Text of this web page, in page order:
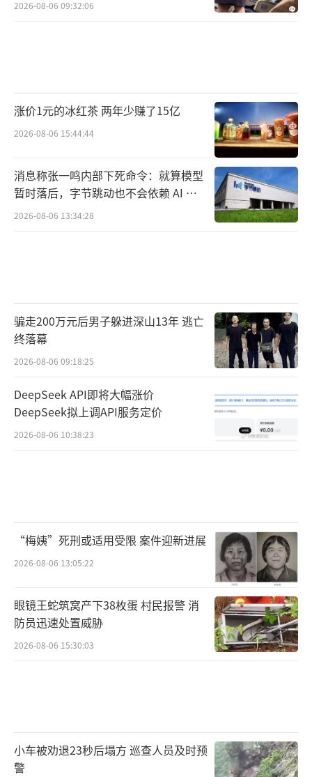
2026-08-06 09:32:06
涨价1元的冰红茶 两年少赚了15亿
2026-08-06 15:44:44
消息称张一鸣内部下死命令：就算模型
暂时落后，字节跳动也不会依赖 AI 蒸
馏技术
2026-08-06 13:34:28
骗走200万元后男子躲进深山13年 逃亡
终落幕
2026-08-06 09:18:25
DeepSeek API即将大幅涨价
DeepSeek拟上调API服务定价
2026-08-06 10:38:23
“梅姨”死刑或适用受限 案件迎新进展
2026-08-06 13:05:22
眼镜王蛇筑窝产下38枚蛋 村民报警 消
防员迅速处置威胁
2026-08-06 15:30:03
小车被劝退23秒后塌方 巡查人员及时预
警